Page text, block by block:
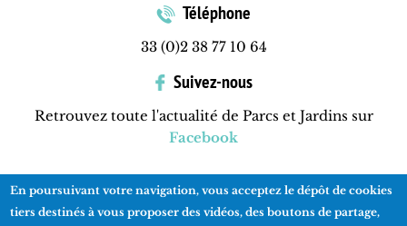
Téléphone
33 (0)2 38 77 10 64
Suivez-nous
Retrouvez toute l'actualité de Parcs et Jardins sur
Facebook
Contactez-nous Mentions légales Plan du site
En poursuivant votre navigation, vous acceptez le dépôt de cookies
tiers destinés à vous proposer des vidéos, des boutons de partage,